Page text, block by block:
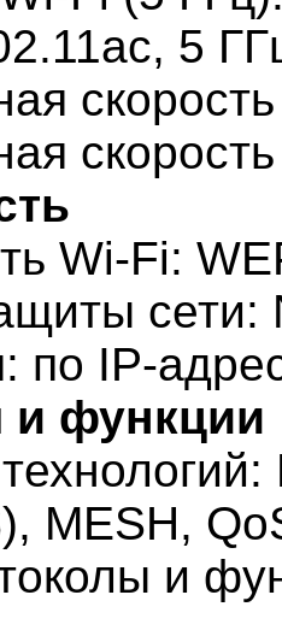
5
Wi-Fi:
сети:
по IP-
и функции
MESH,
и